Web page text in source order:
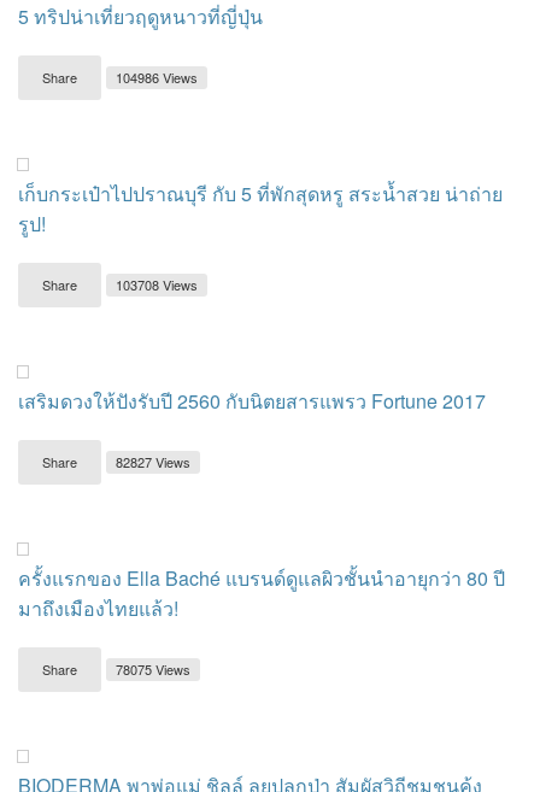
5 ทริปน่าเที่ยวฤดูหนาวที่ญี่ปุ่น
Share 104986 Views
เก็บกระเป๋าไปปราณบุรี กับ 5 ที่พักสุดหรู สระน้ำสวย น่าถ่าย
รูป!
Share 103708 Views
เสริมดวงให้ปังรับปี 2560 กับนิตยสารแพรว Fortune 2017
Share 82827 Views
ครั้งแรกของ Ella Baché แบรนด์ดูแลผิวชั้นนำอายุกว่า 80 ปี
มาถึงเมืองไทยแล้ว!
Share 78075 Views
BIODERMA พาพ่อแม่ ชิลล์ ลุยปลูกป่า สัมผัสวิถีชุมชนคุ้ง